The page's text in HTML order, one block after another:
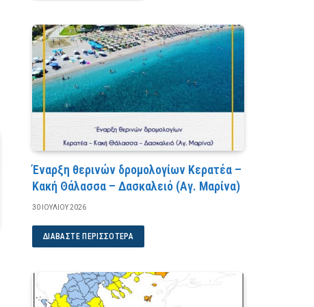
Έναρξη θερινών δρομολογίων Κερατέα –
Κακή Θάλασσα – Δασκαλειό (Αγ. Μαρίνα)
30 ΙΟΥΛΊΟΥ 2026
ΔΙΑΒΆΣΤΕ ΠΕΡΙΣΣΌΤΕΡΑ